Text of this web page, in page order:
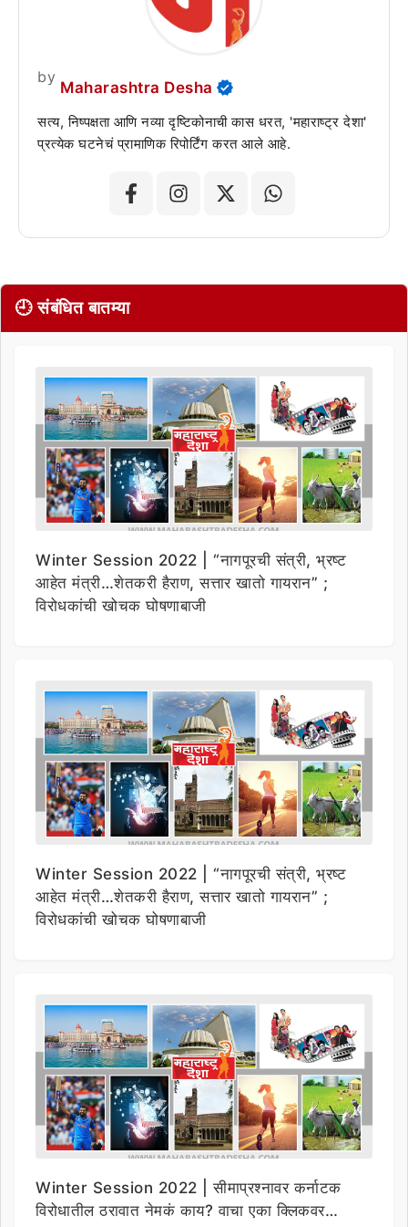
by
Maharashtra Desha
सत्य, निष्पक्षता आणि नव्या दृष्टिकोनाची कास धरत, 'महाराष्ट्र देशा'
प्रत्येक घटनेचं प्रामाणिक रिपोर्टिंग करत आले आहे.
🕘 संबंधित बातम्या
Winter Session 2022 | “नागपूरची संत्री, भ्रष्ट
आहेत मंत्री…शेतकरी हैराण, सत्तार खातो गायरान” ;
विरोधकांची खोचक घोषणाबाजी
Winter Session 2022 | “नागपूरची संत्री, भ्रष्ट
आहेत मंत्री…शेतकरी हैराण, सत्तार खातो गायरान” ;
विरोधकांची खोचक घोषणाबाजी
Winter Session 2022 | सीमाप्रश्नावर कर्नाटक
विरोधातील ठरावात नेमकं काय? वाचा एका क्लिकवर…